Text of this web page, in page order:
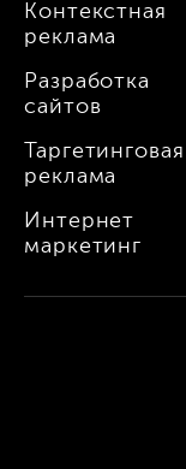
Контекстная
реклама
Разработка
сайтов
Таргетинговая
реклама
Интернет
маркетинг